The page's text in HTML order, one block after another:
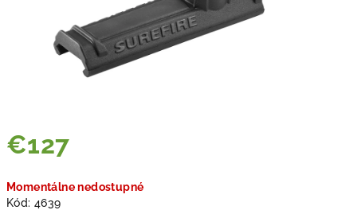
€127
cena:
Momentálne nedostupné
Kód: 4639